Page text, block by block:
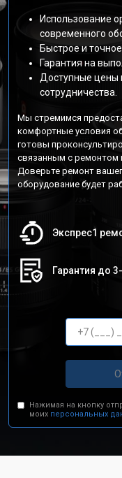
Использование
современного
Быстрое и
Гарантия на
Доступные цены
сотрудничества.
Мы стремимся
комфортные условия
готовы
связанным с ремонтом
Доверьте ремонт
оборудование будет
Экспрес1
Гарантия до
Нажимая на кнопку
моих персональных